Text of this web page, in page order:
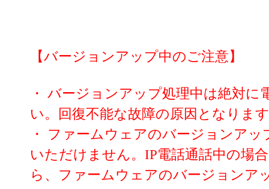
【バージョンアップ中のご注意】
・ バージョンアップ処理中は絶対
い。回復不能な故障の原因となりま
・ ファームウェアのバージョンア
いただけません。IP電話通話中の場
ら、ファームウェアのバージョンア